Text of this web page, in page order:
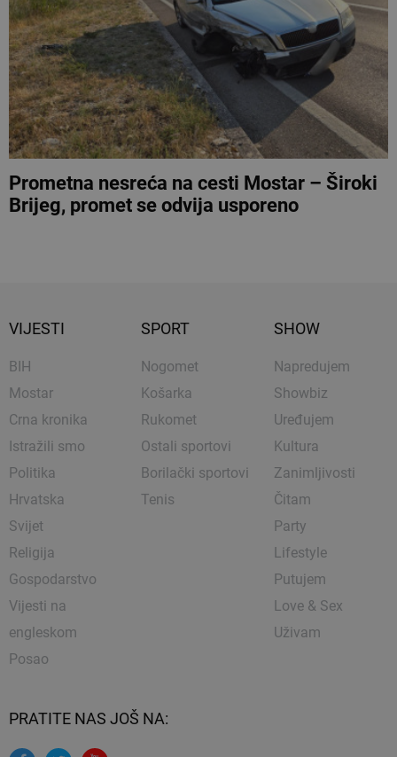
Prometna nesreća na cesti Mostar – Široki
Brijeg, promet se odvija usporeno
VIJESTI
BIH
Mostar
Crna kronika
Istražili smo
Politika
Hrvatska
Svijet
Religija
Gospodarstvo
Vijesti na
engleskom
Posao
SPORT
Nogomet
Košarka
Rukomet
Ostali sportovi
Borilački sportovi
Tenis
SHOW
Napredujem
Showbiz
Uređujem
Kultura
Zanimljivosti
Čitam
Party
Lifestyle
Putujem
Love & Sex
Uživam
PRATITE NAS JOŠ NA: